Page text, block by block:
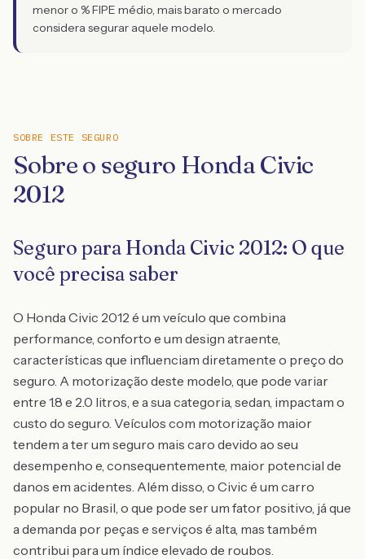
menor o % FIPE médio, mais barato o mercado
considera segurar aquele modelo.
SOBRE ESTE SEGURO
Sobre o seguro Honda Civic
2012
Seguro para Honda Civic 2012: O que
você precisa saber
O Honda Civic 2012 é um veículo que combina
performance, conforto e um design atraente,
características que influenciam diretamente o preço do
seguro. A motorização deste modelo, que pode variar
entre 1.8 e 2.0 litros, e a sua categoria, sedan, impactam o
custo do seguro. Veículos com motorização maior
tendem a ter um seguro mais caro devido ao seu
desempenho e, consequentemente, maior potencial de
danos em acidentes. Além disso, o Civic é um carro
popular no Brasil, o que pode ser um fator positivo, já que
a demanda por peças e serviços é alta, mas também
contribui para um índice elevado de roubos.